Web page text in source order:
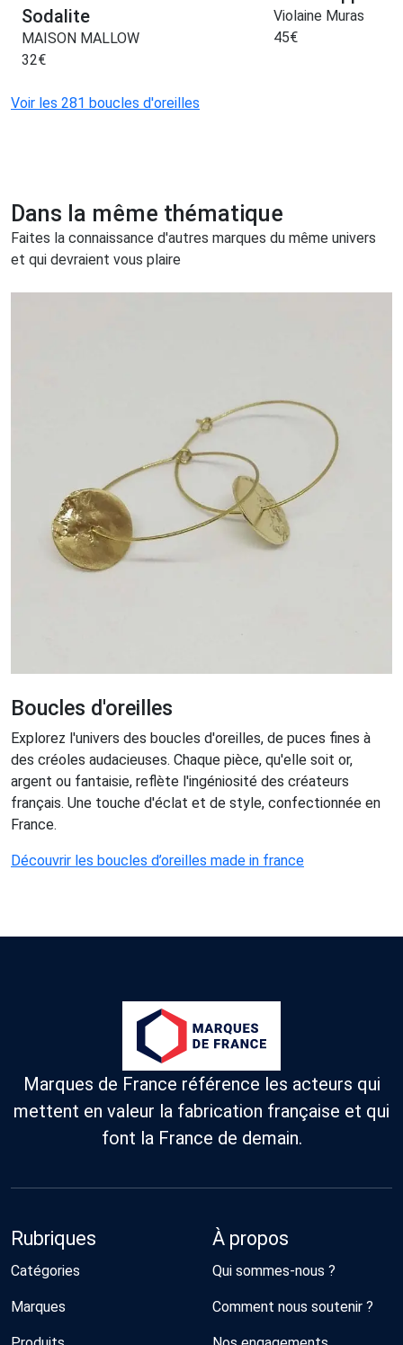
Sodalite
MAISON MALLOW
32€
Violaine Muras
45€
Voir les 281 boucles d'oreilles
Dans la même thématique
Faites la connaissance d'autres marques du même univers
et qui devraient vous plaire
Boucles d'oreilles
Explorez l'univers des boucles d'oreilles, de puces fines à
des créoles audacieuses. Chaque pièce, qu'elle soit or,
argent ou fantaisie, reflète l'ingéniosité des créateurs
français. Une touche d'éclat et de style, confectionnée en
France.
Découvrir les boucles d’oreilles made in france
Marques de France référence les acteurs qui
mettent en valeur la fabrication française et qui
font la France de demain.
Rubriques
Catégories
Marques
À propos
Qui sommes-nous ?
Comment nous soutenir ?